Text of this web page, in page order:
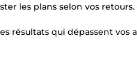
les plans selon vos retours.
résultats qui dépassent vos